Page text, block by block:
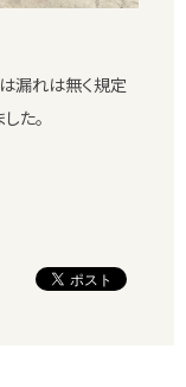
漏れは無く規定
た。